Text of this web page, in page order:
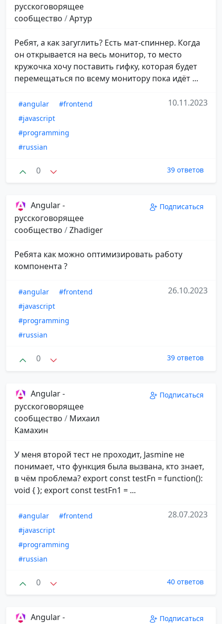
русскоговорящее
сообщество /Артур
Ребят, а как загуглить? Есть мат-спиннер. Когда
он открывается на весь монитор, то место
кружочка хочу поставить гифку, которая будет
перемещаться по всему монитору пока идёт ...
#angular
#frontend
#javascript
#programming
#russian
10.11.2023
0 39 ответов
Angular -
русскоговорящее
сообщество /Zhadiger
Подписаться
Ребята как можно оптимизировать работу
компонента ?
#angular
#frontend
#javascript
#programming
#russian
26.10.2023
0 39 ответов
Angular -
русскоговорящее
сообщество / Михаил
Камахин
Подписаться
У меня второй тест не проходит, Jasmine не
понимает, что функция была вызвана, кто знает,
в чём проблема? export const testFn = function():
void { }; export const testFn1 = ...
#angular
#frontend
#javascript
#programming
#russian
28.07.2023
0 40 ответов
Angular -
Подписаться